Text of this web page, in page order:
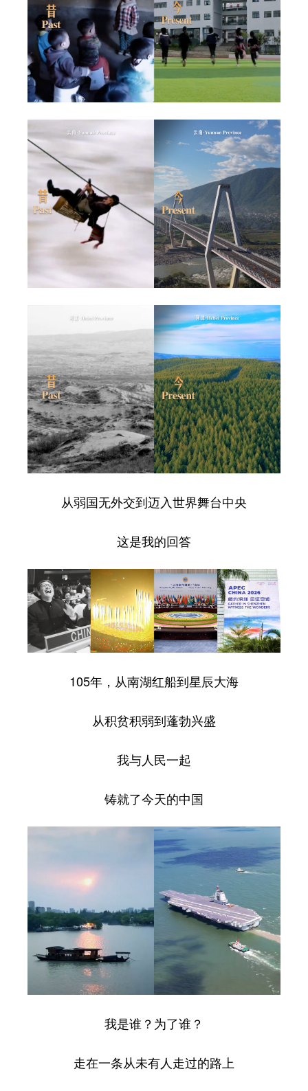
从弱国无外交到迈入世界舞台中央
这是我的回答
105年，从南湖红船到星辰大海
从积贫积弱到蓬勃兴盛
我与人民一起
铸就了今天的中国
我是谁？为了谁？
走在一条从未有人走过的路上